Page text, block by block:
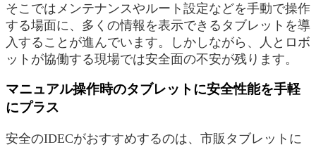
そこではメンテナンスやルート設定などを手動で操作
する場面に、多くの情報を表示できるタブレットを導
入することが進んでいます。しかしながら、人とロボ
ットが協働する現場では安全面の不安が残ります。
マニュアル操作時のタブレットに安全性能を手軽
にプラス
安全のIDECがおすすめするのは、市販タブレットに